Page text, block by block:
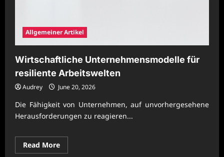
Allgemeiner Artikel
Wirtschaftliche Unternehmensmodelle für
resiliente Arbeitswelten
Audrey June 20, 2026
Die Fähigkeit von Unternehmen, auf unvorhergesehene
Herausforderungen zu reagieren...
Read MoreRead
more